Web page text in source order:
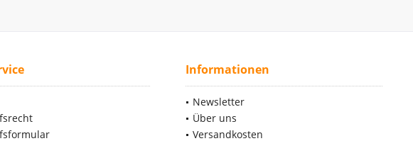
Informationen
Newsletter
Über uns
Versandkosten